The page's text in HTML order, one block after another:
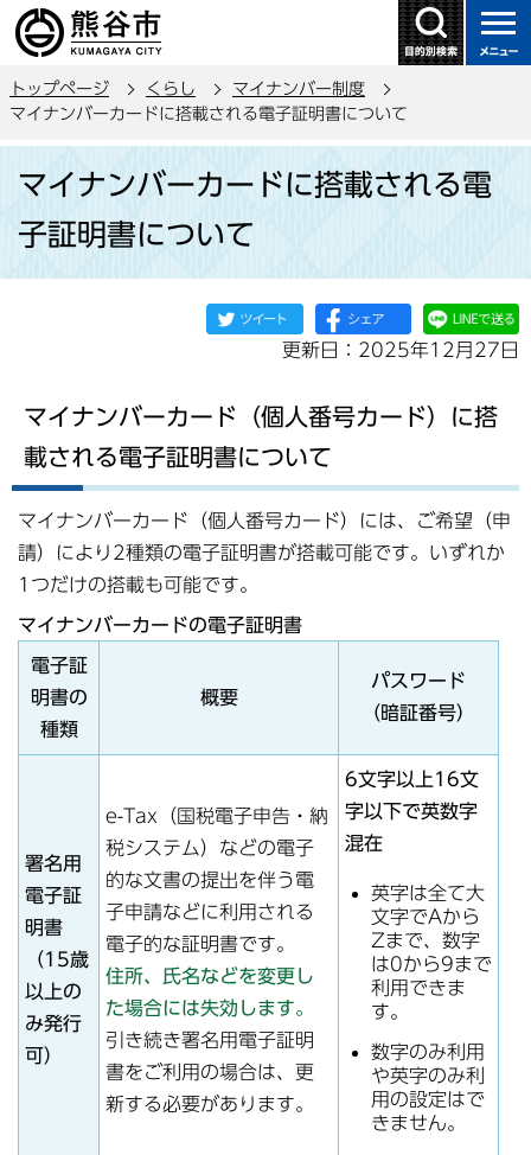
の
ー
す
トップページ くらし
マイナンバー制度
マイナンバーカードに搭載される電子証明書について
か
マイナンバーカードに搭載される電
子証明書について
更新日：2025年12月27日
マイナンバーカード（個人番号カード）に搭
載される電子証明書について
マイナンバーカード（個人番号カード）には、ご希望（申
請）により2種類の電子証明書が搭載可能です。いずれか
1つだけの搭載も可能です。
マイナンバーカードの電子証明書
電子証
明書の
種類
概要
パスワード
（暗証番号）
署名用
電子証
明書
（15歳
以上の
み発行
可）
e-Tax（国税電子申告・納
税システム）などの電子
的な文書の提出を伴う電
子申請などに利用される
電子的な証明書です。
住所、氏名などを変更し
た場合には失効します。
引き続き署名用電子証明
書をご利用の場合は、更
新する必要があります。
6文字以上16文
字以下で英数字
混在
英字は全て大
文字でAから
Zまで、数字
は0から9まで
利用できま
す。
数字のみ利用
や英字のみ利
用の設定はで
きません。